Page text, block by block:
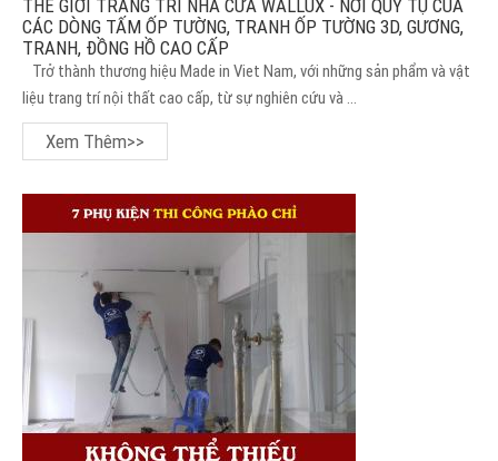
THẾ GIỚI TRANG TRÍ NHÀ CỬA WALLUX - NƠI QUY TỤ CỦA
CÁC DÒNG TẤM ỐP TƯỜNG, TRANH ỐP TƯỜNG 3D, GƯƠNG,
TRANH, ĐỒNG HỒ CAO CẤP
Trở thành thương hiệu Made in Viet Nam, với những sản phẩm và vật
liệu trang trí nội thất cao cấp, từ sự nghiên cứu và ...
Xem Thêm>>